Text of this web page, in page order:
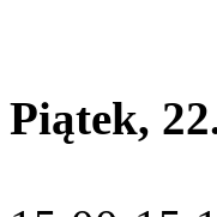
Piątek,